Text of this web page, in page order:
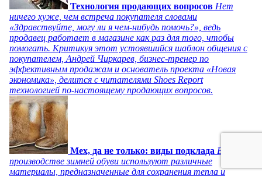
Технология продающих вопросов Нет
ничего хуже, чем встреча покупателя словами
«Здравствуйте, могу ли я чем-нибудь помочь?», ведь
продавец работает в магазине как раз для того, чтобы
помогать. Критикуя этот устоявшийся шаблон общения с
покупателем, Андрей Чиркарев, бизнес-тренер по
эффективным продажам и основатель проекта «Новая
экономика», делится с читателями Shoes Report
технологией по-настоящему продающих вопросов.
Мех, да не только: виды подклада В
производстве зимней обуви используют различные
материалы, предназначенные для сохранения тепла и